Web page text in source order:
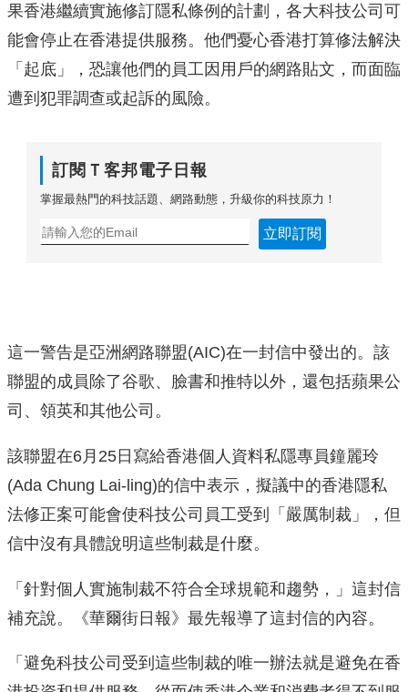
果香港繼續實施修訂隱私條例的計劃，各大科技公司可
能會停止在香港提供服務。他們憂心香港打算修法解決
「起底」，恐讓他們的員工因用戶的網路貼文，而面臨
遭到犯罪調查或起訴的風險。
訂閱Ｔ客邦電子日報
掌握最熱門的科技話題、網路動態，升級你的科技原力！
立即訂閱
這一警告是亞洲網路聯盟(AIC)在一封信中發出的。該
聯盟的成員除了谷歌、臉書和推特以外，還包括蘋果公
司、領英和其他公司。
該聯盟在6月25日寫給香港個人資料私隱專員鐘麗玲
(Ada Chung Lai-ling)的信中表示，擬議中的香港隱私
法修正案可能會使科技公司員工受到「嚴厲制裁」，但
信中沒有具體說明這些制裁是什麼。
「針對個人實施制裁不符合全球規範和趨勢，」這封信
補充說。《華爾街日報》最先報導了這封信的內容。
「避免科技公司受到這些制裁的唯一辦法就是避免在香